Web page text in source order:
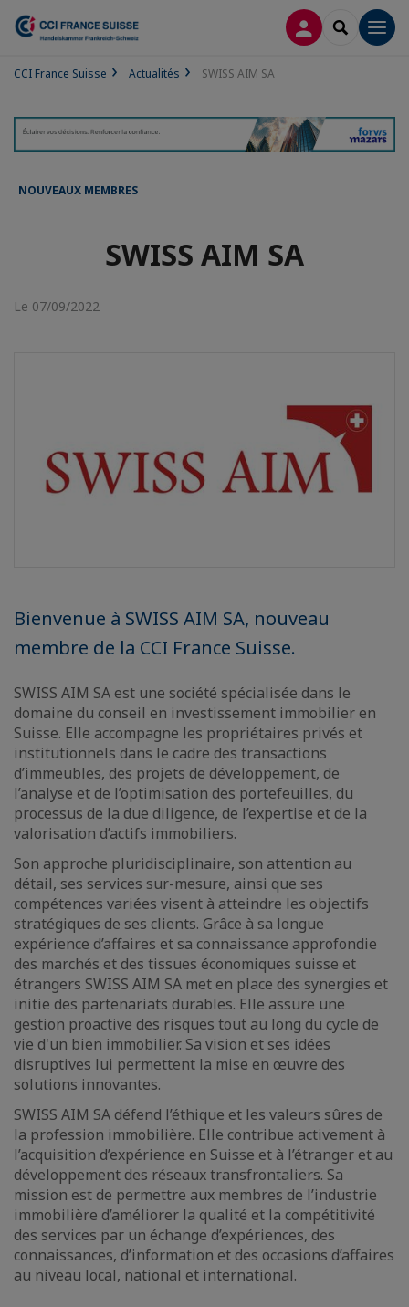
CONNEXION
CCI France Suisse Actualités SWISS AIM SA
NOUVEAUX MEMBRES
SWISS AIM SA
Le 07/09/2022
Bienvenue à SWISS AIM SA, nouveau
membre de la CCI France Suisse.
SWISS AIM SA est une société spécialisée dans le
domaine du conseil en investissement immobilier en
Suisse. Elle accompagne les propriétaires privés et
institutionnels dans le cadre des transactions
d’immeubles, des projets de développement, de
l’analyse et de l’optimisation des portefeuilles, du
processus de la due diligence, de l’expertise et de la
valorisation d’actifs immobiliers.
Son approche pluridisciplinaire, son attention au
détail, ses services sur-mesure, ainsi que ses
compétences variées visent à atteindre les objectifs
stratégiques de ses clients. Grâce à sa longue
expérience d’affaires et sa connaissance approfondie
des marchés et des tissues économiques suisse et
étrangers SWISS AIM SA met en place des synergies et
initie des partenariats durables. Elle assure une
gestion proactive des risques tout au long du cycle de
vie d'un bien immobilier. Sa vision et ses idées
disruptives lui permettent la mise en œuvre des
solutions innovantes.
SWISS AIM SA défend l’éthique et les valeurs sûres de
la profession immobilière. Elle contribue activement à
l’acquisition d’expérience en Suisse et à l’étranger et au
développement des réseaux transfrontaliers. Sa
mission est de permettre aux membres de l’industrie
immobilière d’améliorer la qualité et la compétitivité
des services par un échange d’expériences, des
connaissances, d’information et des occasions d’affaires
au niveau local, national et international.